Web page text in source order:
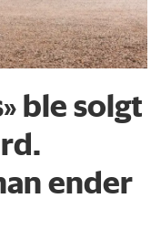
ble solgt
ender